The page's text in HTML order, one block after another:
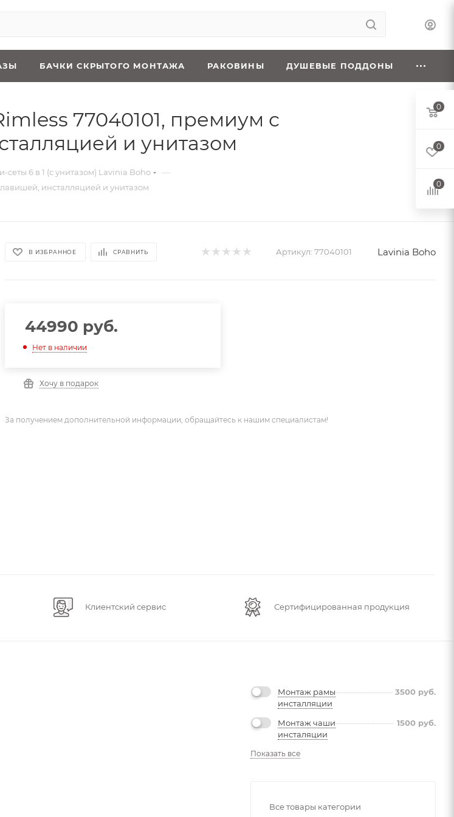
БАЧКИ СКРЫТОГО МОНТАЖА РАКОВИНЫ ДУШЕВЫЕ ПОДДОНЫ
77040101, премиум с
и унитазом
сеты 6 в 1 (с унитазом) Lavinia Boho —
инсталляцией и унитазом
В ИЗБРАННОЕ СРАВНИТЬ Артикул: 77040101 Lavinia Boho
44990 руб.
Нет в наличии
Хочу в подарок
За получением дополнительной информации, обращайтесь к нашим специалистам!
Клиентский сервис Сертифицированная продукция
Монтаж рамы
инсталляции
3500 руб.
Монтаж чаши
инсталяции
1500 руб.
Показать все
Все товары категории
0
0
0